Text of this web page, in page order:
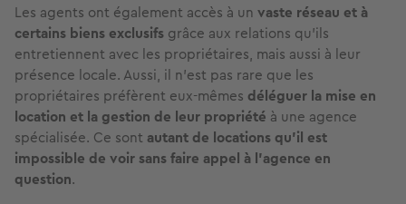
Les agents ont également accès à un vaste réseau et à
certains biens exclusifs grâce aux relations qu’ils
entretiennent avec les propriétaires, mais aussi à leur
présence locale. Aussi, il n’est pas rare que les
propriétaires préfèrent eux-mêmes déléguer la mise en
location et la gestion de leur propriété à une agence
spécialisée. Ce sont autant de locations qu’il est
impossible de voir sans faire appel à l’agence en
question.